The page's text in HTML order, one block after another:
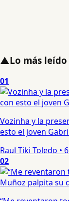
▲Lo más leído
01
Vozinha y la
esto el joven
Raul Tiki Toledo •
02